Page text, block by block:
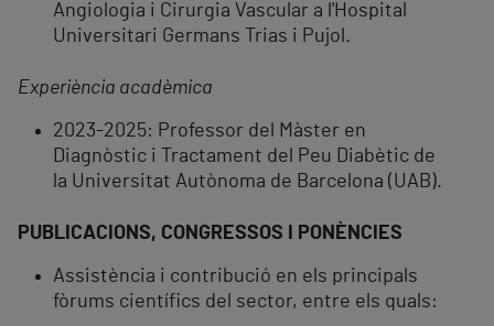
Angiologia i Cirurgia Vascular a l'Hospital
Universitari Germans Trias i Pujol.
Experiència acadèmica
2023-2025: Professor del Màster en
Diagnòstic i Tractament del Peu Diabètic de
la Universitat Autònoma de Barcelona (UAB).
PUBLICACIONS, CONGRESSOS I PONÈNCIES
Assistència i contribució en els principals
fòrums científics del sector, entre els quals: